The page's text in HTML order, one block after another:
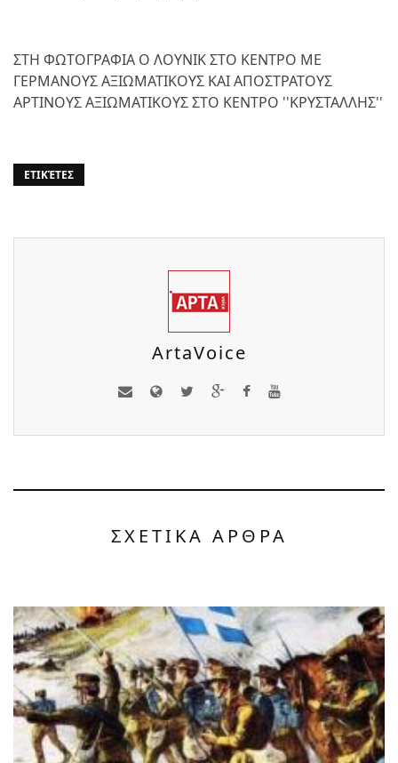
ΣΤΗ ΦΩΤΟΓΡΑΦΙΑ Ο ΛΟΥΝΙΚ ΣΤΟ ΚΕΝΤΡΟ ΜΕ
ΓΕΡΜΑΝΟΥΣ ΑΞΙΩΜΑΤΙΚΟΥΣ ΚΑΙ ΑΠΟΣΤΡΑΤΟΥΣ
ΑΡΤΙΝΟΥΣ ΑΞΙΩΜΑΤΙΚΟΥΣ ΣΤΟ ΚΕΝΤΡΟ ''ΚΡΥΣΤΑΛΛΗΣ''
ΕΤΙΚΈΤΕΣ
ArtaVoice
ΣΧΕΤΙΚΑ ΑΡΘΡΑ